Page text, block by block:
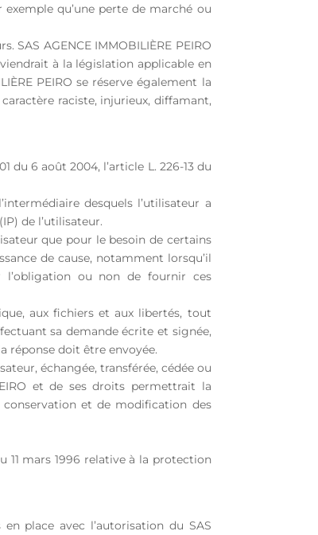
qu’une perte de marché ou
AGENCE IMMOBILIÈRE PEIRO
à la législation applicable en
PEIRO se réserve également la
raciste, injurieux, diffamant,
du 6 août 2004, l’article L. 226-13 du
desquels l’utilisateur a
de l’utilisateur.
que pour le besoin de certains
de cause, notamment lorsqu’il
l’obligation ou non de fournir ces
aux fichiers et aux libertés, tout
sa demande écrite et signée,
réponse doit être envoyée.
échangée, transférée, cédée ou
et de ses droits permettrait la
et de modification des
11 mars 1996 relative à la protection
place avec l’autorisation du SAS